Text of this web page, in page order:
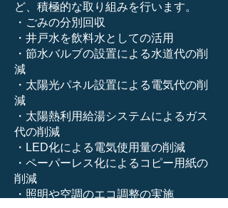
ど、積極的な取り組みを行います。
・ごみの分別回収
・井戸水を飲料水としての活用
・節水バルブの設置による水道代の削
減
・太陽光パネル設置による電気代の削
減
・太陽熱利用給湯システムによるガス
代の削減
・LED化による電気使用量の削減
・ペーパーレス化によるコピー用紙の
削減
・照明や空調のエコ調整の実施